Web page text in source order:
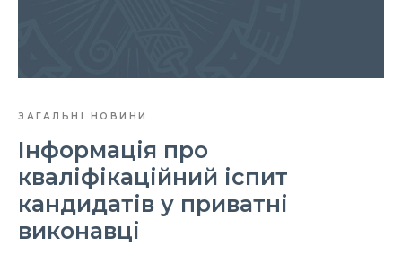
ЗАГАЛЬНІ НОВИНИ
Інформація про
кваліфікаційний іспит
кандидатів у приватні
виконавці